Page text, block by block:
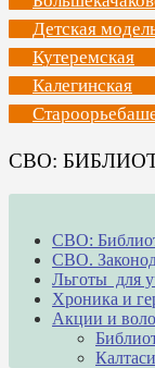
Детская
Кутеремская
Калегинская
СВО:
СВО:
СВО.
Льготы для
Хроника и
Акции и